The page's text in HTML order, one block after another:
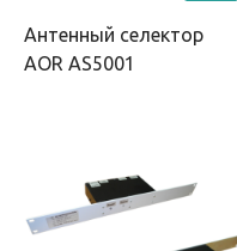
Антенный селектор
AOR AS5001